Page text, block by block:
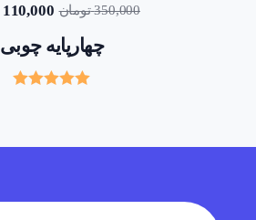
چهارپایه چوبی
350,000 تومان 110,000